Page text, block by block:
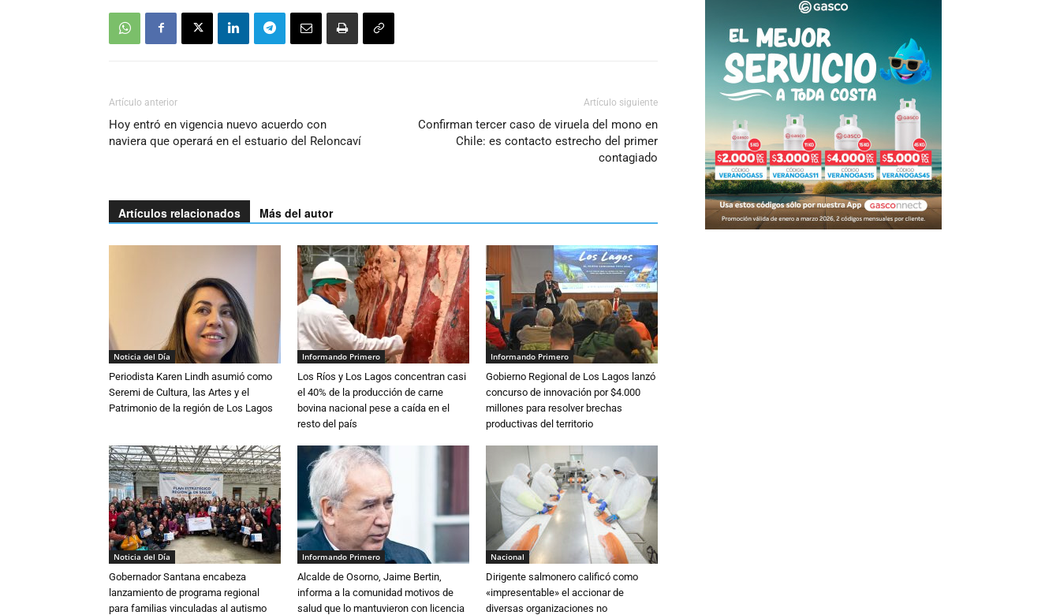
Artículo anterior
Hoy entró en vigencia nuevo acuerdo con
naviera que operará en el estuario del Reloncaví
Artículo siguiente
Confirman tercer caso de viruela del mono en
Chile: es contacto estrecho del primer
contagiado
Artículos relacionados Más del autor
Noticia del Día
Periodista Karen Lindh asumió como
Seremi de Cultura, las Artes y el
Patrimonio de la región de Los Lagos
Informando Primero
Los Ríos y Los Lagos concentran casi
el 40% de la producción de carne
bovina nacional pese a caída en el
resto del país
Informando Primero
Gobierno Regional de Los Lagos lanzó
concurso de innovación por $4.000
millones para resolver brechas
productivas del territorio
Noticia del Día
Gobernador Santana encabeza
lanzamiento de programa regional
para familias vinculadas al autismo
Informando Primero
Alcalde de Osorno, Jaime Bertin,
informa a la comunidad motivos de
salud que lo mantuvieron con licencia
Nacional
Dirigente salmonero calificó como
«impresentable» el accionar de
diversas organizaciones no